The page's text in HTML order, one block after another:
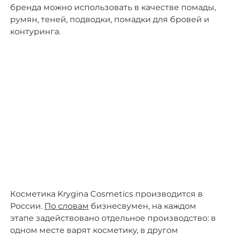
бренда можно использовать в качестве помады,
румян, теней, подводки, помадки для бровей и
контуринга.
Косметика Krygina Cosmetics производится в
России. По словам бизнесвумен, на каждом
этапе задействовано отдельное производство: в
одном месте варят косметику, в другом